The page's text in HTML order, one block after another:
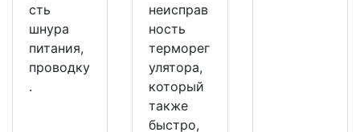
сть
шнура
питания,
проводку
.
неисправ
ность
терморег
улятора,
который
также
быстро,